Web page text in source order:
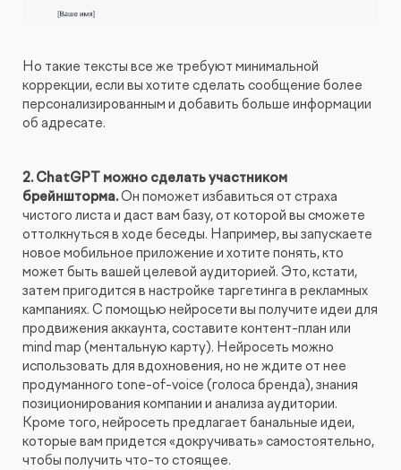
Но такие тексты все же требуют минимальной
коррекции, если вы хотите сделать сообщение более
персонализированным и добавить больше информации
об адресате.
2. ChatGPT можно сделать участником
брейншторма.Он поможет избавиться от страха
чистого листа и даст вам базу, от которой вы сможете
оттолкнуться в ходе беседы. Например, вы запускаете
новое мобильное приложение и хотите понять, кто
может быть вашей целевой аудиторией. Это, кстати,
затем пригодится в настройке таргетинга в рекламных
кампаниях. С помощью нейросети вы получите идеи для
продвижения аккаунта, составите контент-план или
mind map (ментальную карту). Нейросеть можно
использовать для вдохновения, но не ждите от нее
продуманного tone-of-voice (голоса бренда), знания
позиционирования компании и анализа аудитории.
Кроме того, нейросеть предлагает банальные идеи,
которые вам придется «докручивать» самостоятельно,
чтобы получить что-то стоящее.